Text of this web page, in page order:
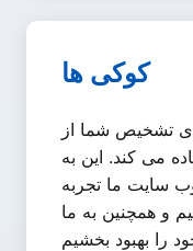
کوکی ها
تشخیص شما از
می کند. این به
سایت ما تجربه
و همچنین به ما